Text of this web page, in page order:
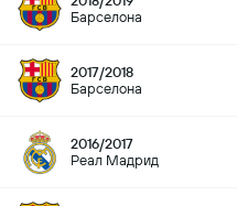
Барселона
2017/2018
Барселона
2016/2017
Реал Мадрид